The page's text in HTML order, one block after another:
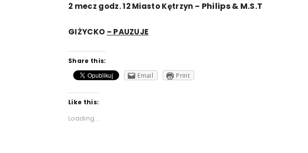
2 mecz godz.12Miasto Kętrzyn – Philips & M.S.T
GIŻYCKO – PAUZUJE
Share this:
Email
Print
Like this:
Loading...